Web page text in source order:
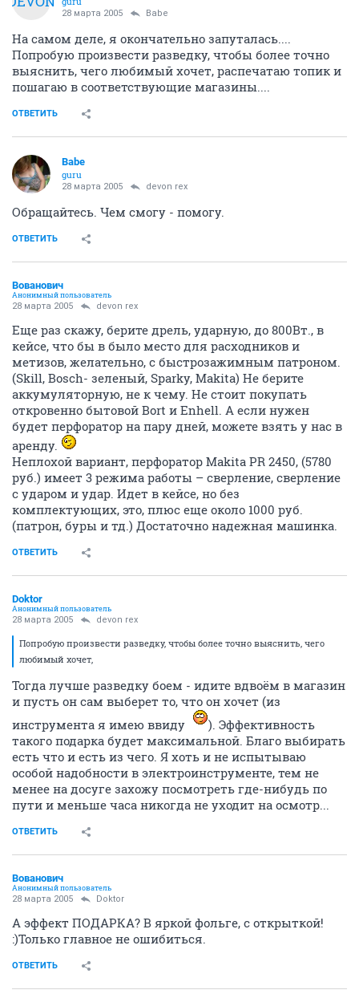
28 марта 2005 Babe
На самом деле, я окончательно запуталась....
Попробую произвести разведку, чтобы более точно
выяснить, чего любимый хочет, распечатаю топик и
пошагаю в соответствующие магазины....
ОТВЕТИТЬ
Babe
guru
28 марта 2005 devon rex
Обращайтесь. Чем смогу - помогу.
ОТВЕТИТЬ
Вованович
Анонимный пользователь
28 марта 2005 devon rex
Еще раз скажу, берите дрель, ударную, до 800Вт., в
кейсе, что бы в было место для расходников и
метизов, желательно, с быстрозажимным патроном.
(Skill, Bosch- зеленый, Sparky, Makita) Не берите
аккумуляторную, не к чему. Не стоит покупать
откровенно бытовой Bort и Enhell. А если нужен
будет перфоратор на пару дней, можете взять у нас в
аренду.
Неплохой вариант, перфоратор Makita РR 2450, (5780
руб.) имеет 3 режима работы – сверление, сверление
с ударом и удар. Идет в кейсе, но без
комплектующих, это, плюс еще около 1000 руб.
(патрон, буры и тд.) Достаточно надежная машинка.
ОТВЕТИТЬ
Doktor
Анонимный пользователь
28 марта 2005 devon rex
Попробую произвести разведку, чтобы более точно выяснить, чего
любимый хочет,
Тогда лучше разведку боем - идите вдвоём в магазин
и пусть он сам выберет то, что он хочет (из
инструмента я имею ввиду
). Эффективность
такого подарка будет максимальной. Благо выбирать
есть что и есть из чего. Я хоть и не испытываю
особой надобности в электроинструменте, тем не
менее на досуге захожу посмотреть где-нибудь по
пути и меньше часа никогда не уходит на осмотр...
ОТВЕТИТЬ
Вованович
Анонимный пользователь
28 марта 2005 Doktor
А эффект ПОДАРКА? В яркой фольге, с открыткой!
:)Только главное не ошибиться.
ОТВЕТИТЬ